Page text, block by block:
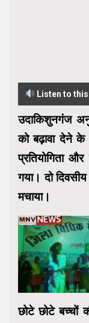
Listen to this
उदाकिशुनगंज
को बढ़ावा देने
प्रतियोगिता
गया। दो
मचाया।
छोटे छोटे बच्चों